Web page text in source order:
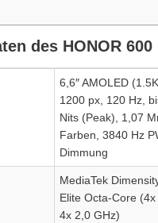
des HONOR
6,6″ AMOLED
1200 px, 120 Hz,
Nits (Peak), 1,07
Farben, 3840 Hz
Dimmung
MediaTek
Elite Octa-Core
4x 2,0 GHz)